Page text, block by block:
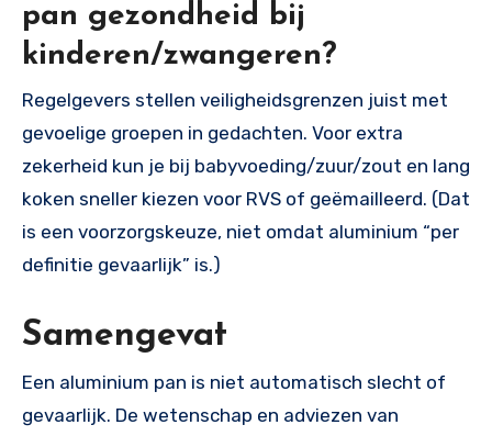
pan gezondheid bij
kinderen/zwangeren?
Regelgevers stellen veiligheidsgrenzen juist met
gevoelige groepen in gedachten. Voor extra
zekerheid kun je bij babyvoeding/zuur/zout en lang
koken sneller kiezen voor RVS of geëmailleerd. (Dat
is een voorzorgskeuze, niet omdat aluminium “per
definitie gevaarlijk” is.)
Samengevat
Een aluminium pan is niet automatisch slecht of
gevaarlijk. De wetenschap en adviezen van